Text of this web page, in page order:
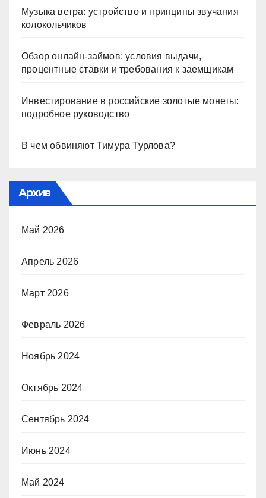
Музыка ветра: устройство и принципы звучания
колокольчиков
Обзор онлайн-займов: условия выдачи,
процентные ставки и требования к заемщикам
Инвестирование в российские золотые монеты:
подробное руководство
В чем обвиняют Тимура Турлова?
Архив
Май 2026
Апрель 2026
Март 2026
Февраль 2026
Ноябрь 2024
Октябрь 2024
Сентябрь 2024
Июнь 2024
Май 2024